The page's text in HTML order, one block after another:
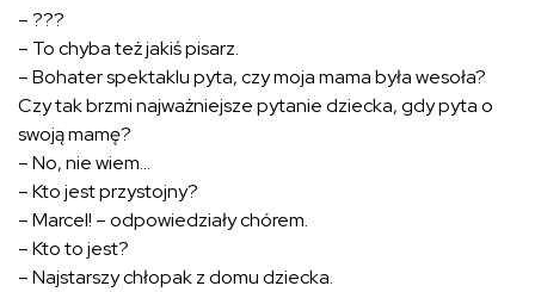
– ???
– To chyba też jakiś pisarz.
– Bohater spektaklu pyta, czy moja mama była wesoła?
Czy tak brzmi najważniejsze pytanie dziecka, gdy pyta o
swoją mamę?
– No, nie wiem…
– Kto jest przystojny?
– Marcel! – odpowiedziały chórem.
– Kto to jest?
– Najstarszy chłopak z domu dziecka.